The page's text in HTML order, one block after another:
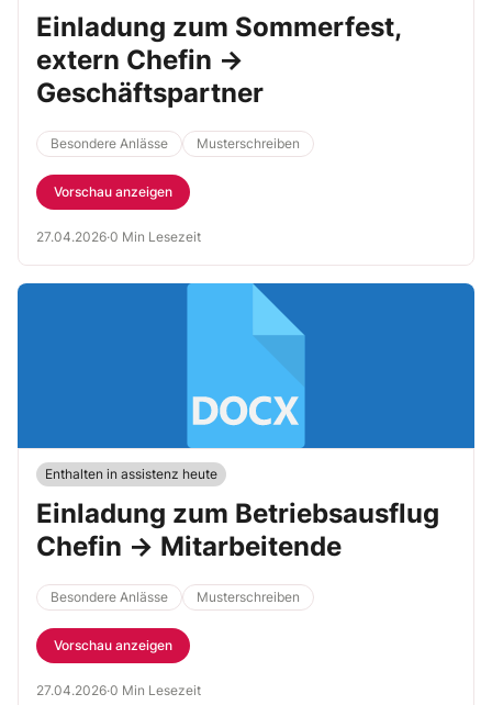
Einladung zum Sommerfest,
extern Chefin →
Geschäftspartner
Besondere Anlässe Musterschreiben
Vorschau anzeigen
27.04.2026·0 Min Lesezeit
Enthalten in assistenz heute
Einladung zum Betriebsausflug
Chefin → Mitarbeitende
Besondere Anlässe Musterschreiben
Vorschau anzeigen
27.04.2026·0 Min Lesezeit